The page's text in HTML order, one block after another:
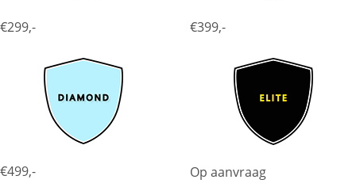
€299,- €399,-
€499,- Op aanvraag